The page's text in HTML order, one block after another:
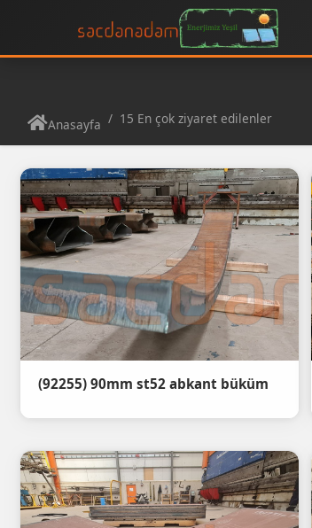
Anasayfa 15 En çok ziyaret edilenler
(92255) 90mm st52 abkant büküm